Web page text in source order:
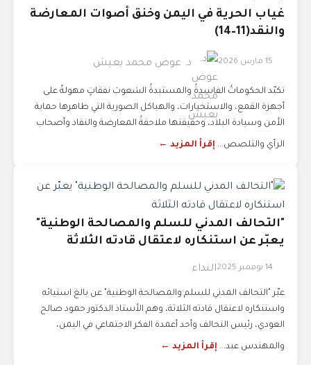
غياب الحرية في اليمن وخنق أصوات المعارضة
والنقد(11–14)
15 مارس 2026 د. عوض محمد يعيش
تكبّد الحكوماتُ الفاسدةُ والمستبدةُ الشعوبَ نفقاتٍ مهولةً على
أجهزة القمع، والاستخبارات، والهياكل الصورية التي ظاهرها حماية
الأمن وسيادة البلاد، وحقيقتها ملاحقةُ المعارضة والنقاد وأصحاب
الرأي والتلصص... إقرأ المزيد ←
"التحالف المدني للسلم والمصالحة الوطنية"
يعبّر عن استنكاره لاعتقال قادته الثلاثة
14 نوفمبر 2025 النداء
عبّر "التحالف المدني للسلم والمصالحة الوطنية" عن بالغ استيائه
واستنكاره لاعتقال قادته الثلاثة، وهم الأستاذ الدكتور حمود صالح
العودي، رئيس التحالف وأحد أعمدة الفكر الاجتماعي في اليمن،
والمهندس عبد... إقرأ المزيد ←